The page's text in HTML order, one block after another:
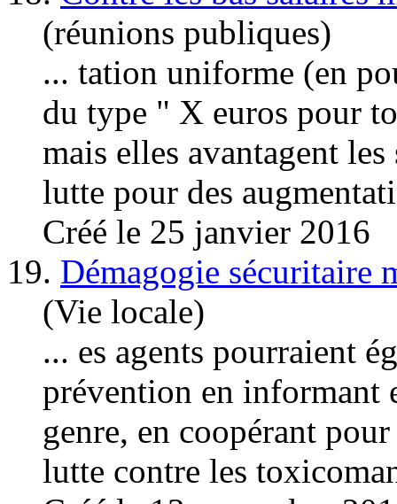
(réunions publiques)
... tation uniforme (en
du type " X euros pour
mais elles avantagent
lutte pour des
Créé le 25 janvier 2016
19. Démagogie sécuritaire
(Vie locale)
... es agents pourraient
prévention en informant
genre, en coopérant
lutte contre les